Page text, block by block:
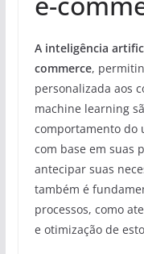
A inteligência
commerce,
personalizada aos
machine learning
comportamento do
com base em suas
antecipar suas
também é
processos, como
e otimização de